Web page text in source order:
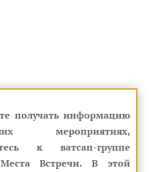
получать информацию
к ватсап-группе
Встречи. В этой